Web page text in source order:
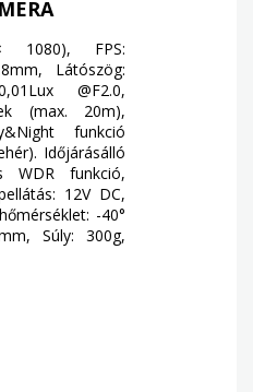
1080), FPS:
Látószög:
@F2.0,
(max. 20m),
funkció
Időjárásálló
WDR funkció,
12V DC,
-40°
Súly: 300g,